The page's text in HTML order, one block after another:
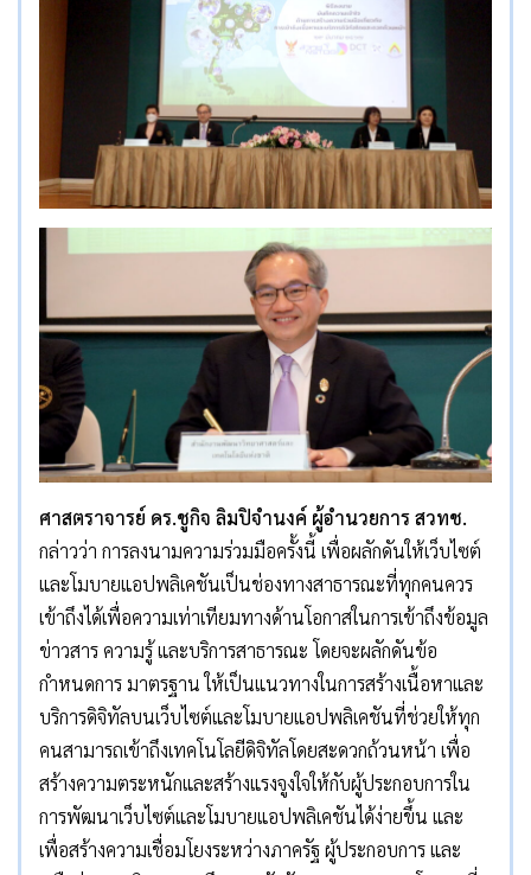
ศาสตราจารย์ ดร.ชูกิจ ลิมปิจำนงค์ ผู้อำนวยการ สวทช.
กล่าวว่า การลงนามความร่วมมือครั้งนี้ เพื่อผลักดันให้เว็บไซต์
และโมบายแอปพลิเคชันเป็นช่องทางสาธารณะที่ทุกคนควร
เข้าถึงได้เพื่อความเท่าเทียมทางด้านโอกาสในการเข้าถึงข้อมูล
ข่าวสาร ความรู้ และบริการสาธารณะ โดยจะผลักดันข้อ
กำหนดการ มาตรฐาน ให้เป็นแนวทางในการสร้างเนื้อหาและ
บริการดิจิทัลบนเว็บไซต์และโมบายแอปพลิเคชันที่ช่วยให้ทุก
คนสามารถเข้าถึงเทคโนโลยีดิจิทัลโดยสะดวกถ้วนหน้า เพื่อ
สร้างความตระหนักและสร้างแรงจูงใจให้กับผู้ประกอบการใน
การพัฒนาเว็บไซต์และโมบายแอปพลิเคชันได้ง่ายขึ้น และ
เพื่อสร้างความเชื่อมโยงระหว่างภาครัฐ ผู้ประกอบการ และ